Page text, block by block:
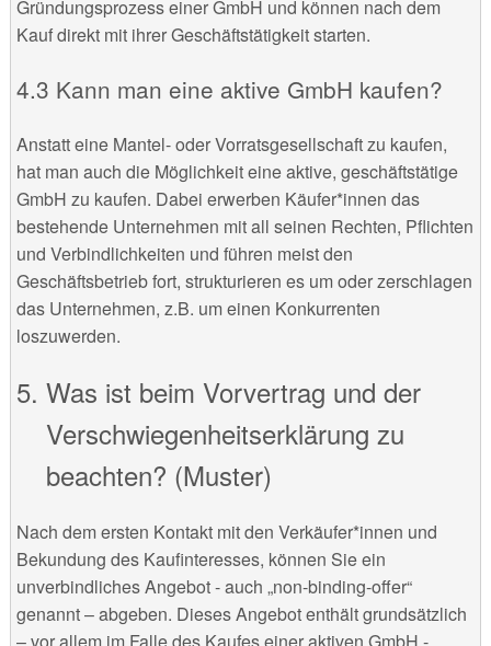
Gründungsprozess einer GmbH und können nach dem
Kauf direkt mit ihrer Geschäftstätigkeit starten.
Kann man eine aktive GmbH kaufen?
Anstatt eine Mantel- oder Vorratsgesellschaft zu kaufen,
hat man auch die Möglichkeit eine aktive, geschäftstätige
GmbH zu kaufen. Dabei erwerben Käufer*innen das
bestehende Unternehmen mit all seinen Rechten, Pflichten
und Verbindlichkeiten und führen meist den
Geschäftsbetrieb fort, strukturieren es um oder zerschlagen
das Unternehmen, z.B. um einen Konkurrenten
loszuwerden.
Was ist beim Vorvertrag und der
Verschwiegenheitserklärung zu
beachten? (Muster)
Nach dem ersten Kontakt mit den Verkäufer*innen und
Bekundung des Kaufinteresses, können Sie ein
unverbindliches Angebot - auch „non-binding-offer“
genannt – abgeben. Dieses Angebot enthält grundsätzlich
– vor allem im Falle des Kaufes einer aktiven GmbH -